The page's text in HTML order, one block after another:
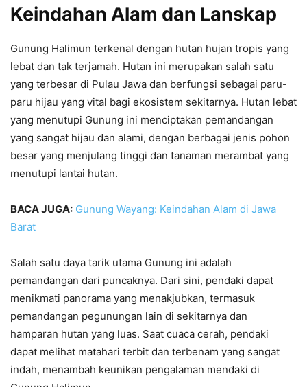
Keindahan Alam dan Lanskap
Gunung Halimun terkenal dengan hutan hujan tropis yang
lebat dan tak terjamah. Hutan ini merupakan salah satu
yang terbesar di Pulau Jawa dan berfungsi sebagai paru-
paru hijau yang vital bagi ekosistem sekitarnya. Hutan lebat
yang menutupi Gunung ini menciptakan pemandangan
yang sangat hijau dan alami, dengan berbagai jenis pohon
besar yang menjulang tinggi dan tanaman merambat yang
menutupi lantai hutan.
BACA JUGA: Gunung Wayang: Keindahan Alam di Jawa
Barat
Salah satu daya tarik utama Gunung ini adalah
pemandangan dari puncaknya. Dari sini, pendaki dapat
menikmati panorama yang menakjubkan, termasuk
pemandangan pegunungan lain di sekitarnya dan
hamparan hutan yang luas. Saat cuaca cerah, pendaki
dapat melihat matahari terbit dan terbenam yang sangat
indah, menambah keunikan pengalaman mendaki di